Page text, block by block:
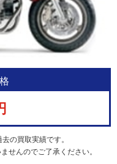
の買取実績です。
せんのでご了承ください。